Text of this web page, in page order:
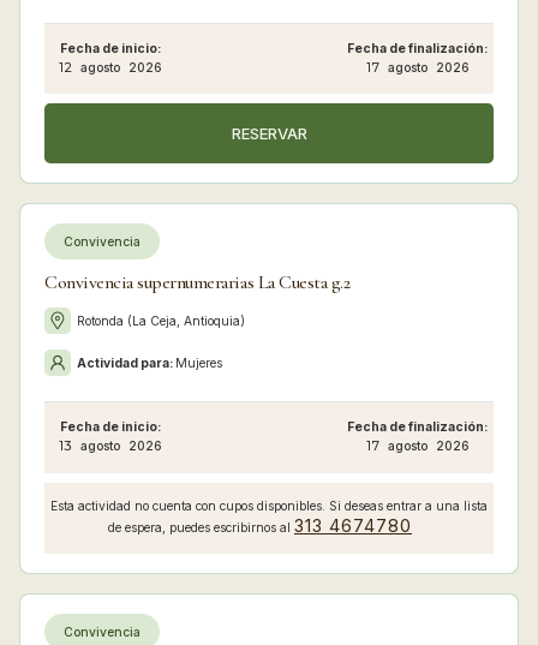
Fecha de inicio:
12 agosto 2026
Fecha de finalización:
17 agosto 2026
RESERVAR
Convivencia
Convivencia supernumerarias La Cuesta g.2
Rotonda (La Ceja, Antioquia)
Actividad para: Mujeres
Fecha de inicio:
13 agosto 2026
Fecha de finalización:
17 agosto 2026
Esta actividad no cuenta con cupos disponibles. Si deseas entrar a una lista
de espera, puedes escribirnos al 313 4674780
Convivencia